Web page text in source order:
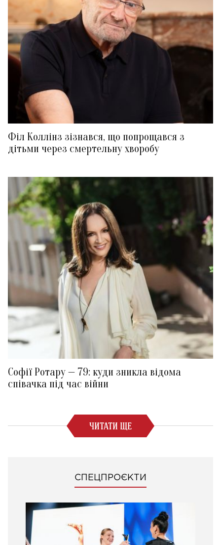
Філ Коллінз зізнався, що попрощався з
дітьми через смертельну хворобу
Софії Ротару — 79: куди зникла відома
співачка під час війни
ЧИТАТИ ЩЕ
СПЕЦПРОЄКТИ